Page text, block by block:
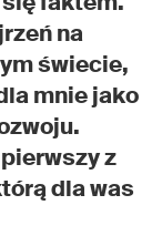
na
świecie,
mnie jako
z
dla was